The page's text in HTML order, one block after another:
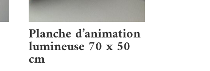
Planche d’animation
lumineuse 70 x 50
cm